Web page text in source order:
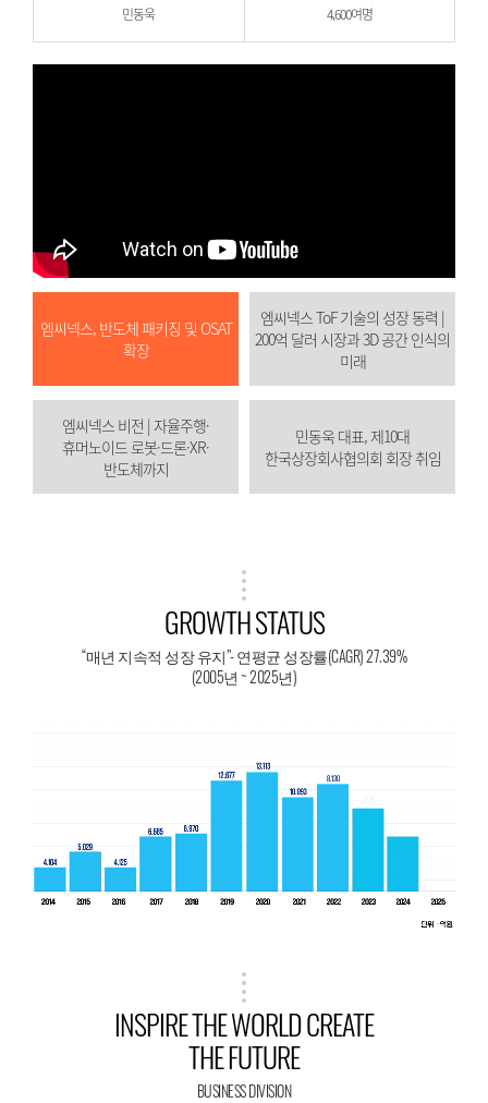
민동욱 4,600여명
엠씨넥스, 반도체 패키징 및 OSAT
확장
엠씨넥스 ToF 기술의 성장 동력 |
200억 달러 시장과 3D 공간 인식의
미래
엠씨넥스 비전 | 자율주행·
휴머노이드 로봇·드론·XR·
반도체까지
민동욱 대표, 제10대
한국상장회사협의회 회장 취임
GROWTH STATUS
“매년 지속적 성장 유지”- 연평균 성장률(CAGR) 27.39%
(2005년 ~ 2025년)
INSPIRE THE WORLD CREATE
THE FUTURE
BUSINESS DIVISION